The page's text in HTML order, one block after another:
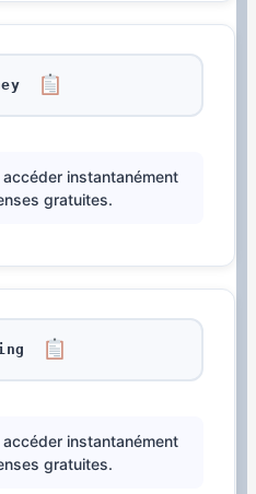
instantanément
gratuites.
instantanément
gratuites.